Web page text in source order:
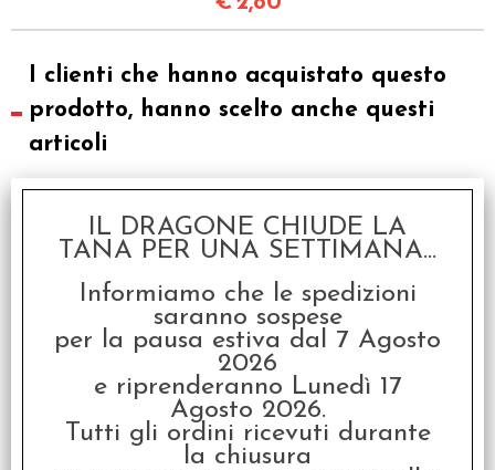
I clienti che hanno acquistato questo
prodotto, hanno scelto anche questi
articoli
Risiko! Oceano
€19,99
IL DRAGONE CHIUDE LA
TANA PER UNA SETTIMANA...
Informiamo che le spedizioni
saranno sospese
per la pausa estiva dal 7 Agosto
2026
e riprenderanno Lunedì 17
Agosto 2026.
Tutti gli ordini ricevuti durante
la chiusura